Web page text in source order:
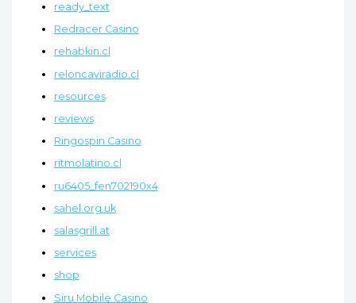
ready_text
Redracer Casino
rehabkin.cl
reloncaviradio.cl
resources
reviews
Ringospin Casino
ritmolatino.cl
ru6405_fen702190x4
sahel.org.uk
salasgrill.at
services
shop
Siru Mobile Casino